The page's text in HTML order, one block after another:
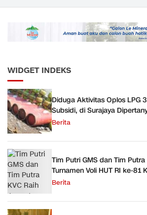
Semester 1
WIDGET INDEKS
Diduga Aktivitas Oplos LPG
Subsidi, di Surajaya
Berita
Tim Putri GMS dan Tim Putra
Turnamen Voli HUT RI ke-81
Berita